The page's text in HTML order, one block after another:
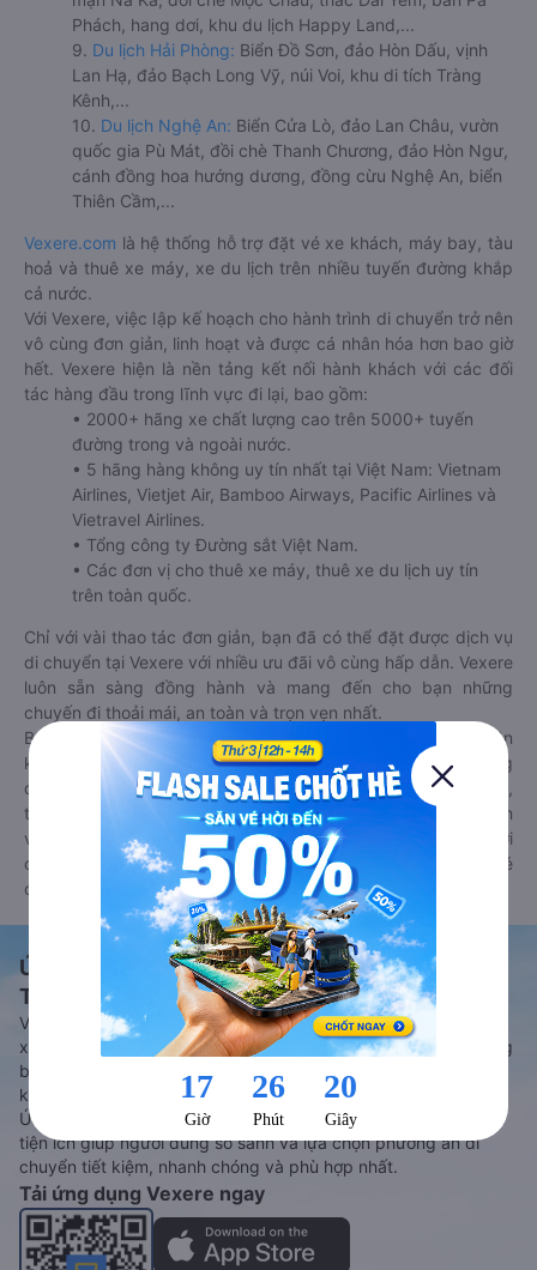
Phách, hang dơi, khu du lịch Happy Land,...
9. Du lịch Hải Phòng: Biển Đồ Sơn, đảo Hòn Dấu, vịnh
Lan Hạ, đảo Bạch Long Vỹ, núi Voi, khu di tích Tràng
Kênh,...
10. Du lịch Nghệ An: Biển Cửa Lò, đảo Lan Châu, vườn
quốc gia Pù Mát, đồi chè Thanh Chương, đảo Hòn Ngư,
cánh đồng hoa hướng dương, đồng cừu Nghệ An, biển
Thiên Cầm,...
Vexere.com là hệ thống hỗ trợ đặt vé xe khách, máy bay, tàu
hoả và thuê xe máy, xe du lịch trên nhiều tuyến đường khắp
cả nước.
Với Vexere, việc lập kế hoạch cho hành trình di chuyển trở nên
vô cùng đơn giản, linh hoạt và được cá nhân hóa hơn bao giờ
hết. Vexere hiện là nền tảng kết nối hành khách với các đối
tác hàng đầu trong lĩnh vực đi lại, bao gồm:
• 2000+ hãng xe chất lượng cao trên 5000+ tuyến
đường trong và ngoài nước.
• 5 hãng hàng không uy tín nhất tại Việt Nam: Vietnam
Airlines, Vietjet Air, Bamboo Airways, Pacific Airlines và
Vietravel Airlines.
• Tổng công ty Đường sắt Việt Nam.
• Các đơn vị cho thuê xe máy, thuê xe du lịch uy tín
trên toàn quốc.
Chỉ với vài thao tác đơn giản, bạn đã có thể đặt được dịch vụ
di chuyển tại Vexere với nhiều ưu đãi vô cùng hấp dẫn. Vexere
luôn sẵn sàng đồng hành và mang đến cho bạn những
chuyến đi thoải mái, an toàn và trọn vẹn nhất.
Bên cạnh đó, bạn có thể tham khảo thêm các phương tiện
khác tại
Goyolo.com
cho chuyến đi sắp tới. Goyolo là nền tảng
đặt vé cho phép người dùng so sánh giá cả, giờ khởi hành,
thời gian di chuyển của nhiều phương tiện máy bay, xe khách
và tàu hoả. Hệ thống của Goyolo được liên kết trực tiếp với
các hãng máy bay, xe khách và tàu hoả, luôn đảm bảo có vé
cho bạn di chuyển.
Ứng dụng đặt vé Xe khách, Máy bay,
Tàu hoả và Thuê xe
Vexere - ứng dụng đặt vé đa phương tiện với hơn 3000+ nhà
xe chất lượng cao, 5000+ tuyến đường toàn quốc, tất cả hãng
bay và hãng tàu cùng dịch vụ thuê xe máy, xe du lịch phủ
khắp các tỉnh thành tại Việt Nam.
Ứng dụng hiển thị thông tin đầy đủ, minh bạch cùng vô vàn
tiện ích giúp người dùng so sánh và lựa chọn phương án di
chuyển tiết kiệm, nhanh chóng và phù hợp nhất.
Tải ứng dụng Vexere ngay